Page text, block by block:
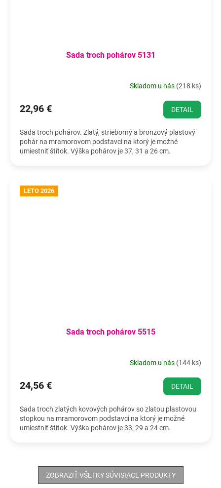
Sada troch pohárov 5131
Skladom u nás (218 ks)
22,96 € DETAIL
Sada troch pohárov. Zlatý, strieborný a bronzový plastový
pohár na mramorovom podstavci na ktorý je možné
umiestniť štítok. Výška pohárov je 37, 31 a 26 cm.
LETO 2026
Sada troch pohárov 5515
Skladom u nás (144 ks)
24,56 € DETAIL
Sada troch zlatých kovových pohárov so zlatou plastovou
stopkou na mramorovom podstavci na ktorý je možné
umiestniť štítok. Výška pohárov je 33, 29 a 24 cm.
ZOBRAZIŤ VŠETKY SÚVISIACE PRODUKTY